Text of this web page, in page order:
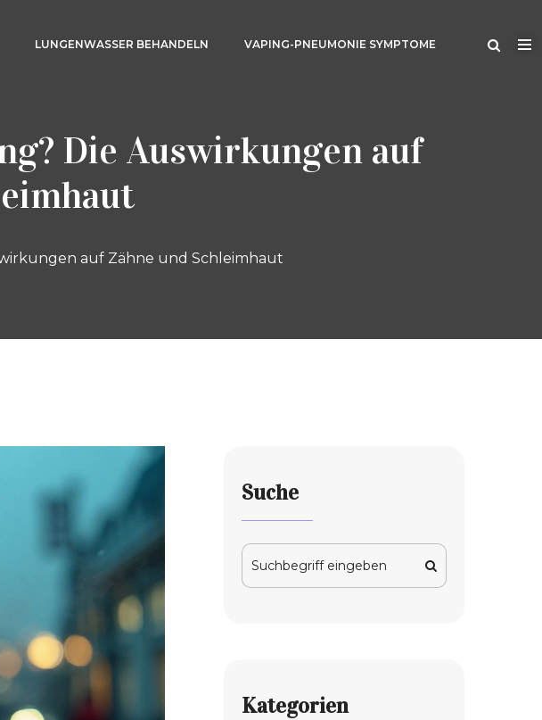
LUNGENWASSER BEHANDELN VAPING-PNEUMONIE SYMPTOME
Die Auswirkungen auf
auf Zähne und Schleimhaut
Suche
Kategorien